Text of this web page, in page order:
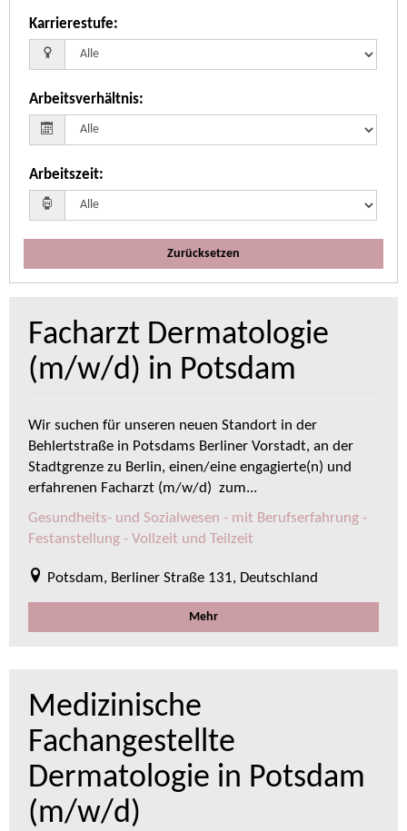
Karrierestufe:
Arbeitsverhältnis:
Arbeitszeit:
Zurücksetzen
Facharzt Dermatologie
(m/w/d) in Potsdam
Wir suchen für unseren neuen Standort in der
Behlertstraße in Potsdams Berliner Vorstadt, an der
Stadtgrenze zu Berlin, einen/eine engagierte(n) und
erfahrenen Facharzt (m/w/d) zum...
Gesundheits- und Sozialwesen - mit Berufserfahrung -
Festanstellung - Vollzeit und Teilzeit
Potsdam, Berliner Straße 131, Deutschland
Mehr
Medizinische
Fachangestellte
Dermatologie in Potsdam
(m/w/d)